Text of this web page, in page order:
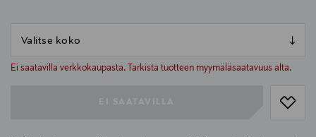
Ei saatavilla verkkokaupasta. Tarkista tuotteen myymäläsaatavuus alta.
null